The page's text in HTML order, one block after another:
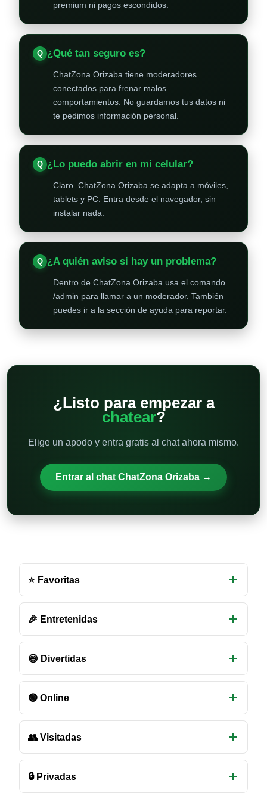
premium ni pagos escondidos.
¿Qué tan seguro es?
ChatZona Orizaba tiene moderadores
conectados para frenar malos
comportamientos. No guardamos tus datos ni
te pedimos información personal.
¿Lo puedo abrir en mi celular?
Claro. ChatZona Orizaba se adapta a móviles,
tablets y PC. Entra desde el navegador, sin
instalar nada.
¿A quién aviso si hay un problema?
Dentro de ChatZona Orizaba usa el comando
/admin para llamar a un moderador. También
puedes ir a la sección de ayuda para reportar.
¿Listo para empezar a
chatear?
Elige un apodo y entra gratis al chat ahora mismo.
Entrar al chat ChatZona Orizaba →
de
chat
disponibles
⭐ Favoritas
🎉 Entretenidas
😄 Divertidas
🟢 Online
👥 Visitadas
🔒 Privadas